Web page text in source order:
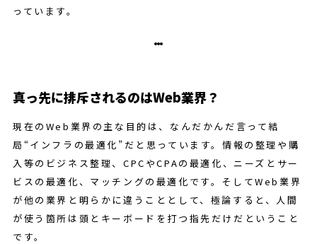
っています。
真っ先に排斥されるのはWeb業界？
現在のWeb業界の主な目的は、なんだかんだ言って結
局“インフラの最適化”だと思っています。情報の整理や購
入等のビジネス整理、CPCやCPAの最適化、ニーズとサー
ビスの最適化、マッチングの最適化です。そしてWeb業界
が他の業界と明らかに違うこととして、極論すると、人間
が使う箇所は頭とキーボードを打つ指先だけだということ
です。